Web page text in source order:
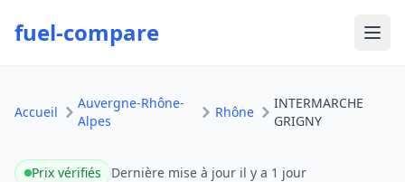
fuel-compare
Accueil
Auvergne-Rhône-
Alpes
Rhône
INTERMARCHE
GRIGNY
Prix vérifiés Dernière mise à jour il y a 1 jour